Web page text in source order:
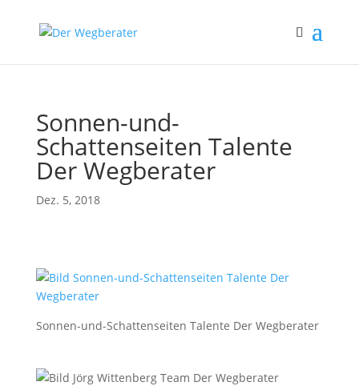
Sonnen-und-
Schattenseiten Talente
Der Wegberater
Dez. 5, 2018
Sonnen-und-Schattenseiten Talente Der Wegberater